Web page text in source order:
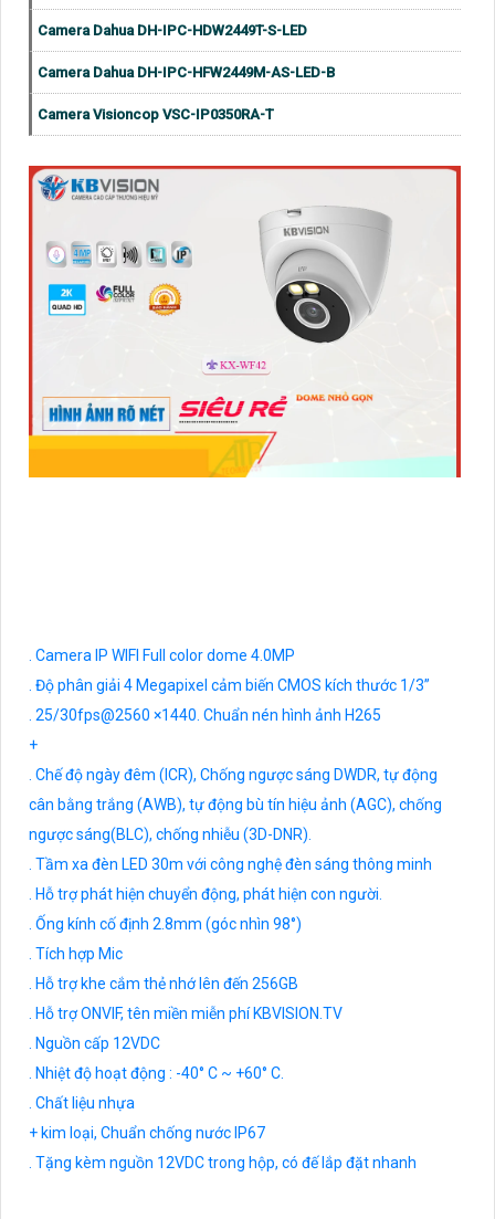
Camera Dahua DH-IPC-HDW2449T-S-LED
Camera Dahua DH-IPC-HFW2449M-AS-LED-B
Camera Visioncop VSC-IP0350RA-T
. Camera IP WIFI Full color dome 4.0MP
. Độ phân giải 4 Megapixel cảm biến CMOS kích thước 1/3”
. 25/30fps@2560 ×1440. Chuẩn nén hình ảnh H265
+
. Chế độ ngày đêm (ICR), Chống ngược sáng DWDR, tự động
cân bằng trắng (AWB), tự động bù tín hiệu ảnh (AGC), chống
ngược sáng(BLC), chống nhiễu (3D-DNR).
. Tầm xa đèn LED 30m với công nghệ đèn sáng thông minh
. Hỗ trợ phát hiện chuyển động, phát hiện con người.
. Ống kính cố định 2.8mm (góc nhìn 98°)
. Tích hợp Mic
. Hỗ trợ khe cắm thẻ nhớ lên đến 256GB
. Hỗ trợ ONVIF, tên miền miễn phí KBVISION.TV
. Nguồn cấp 12VDC
. Nhiệt độ hoạt động : -40° C ~ +60° C.
. Chất liệu nhựa
+ kim loại, Chuẩn chống nước IP67
. Tặng kèm nguồn 12VDC trong hộp, có đế lắp đặt nhanh